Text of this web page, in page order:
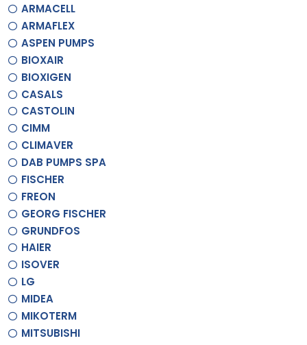
ARMACELL
ARMAFLEX
ASPEN PUMPS
BIOXAIR
BIOXIGEN
CASALS
CASTOLIN
CIMM
CLIMAVER
DAB PUMPS SPA
FISCHER
FREON
GEORG FISCHER
GRUNDFOS
HAIER
ISOVER
LG
MIDEA
MIKOTERM
MITSUBISHI